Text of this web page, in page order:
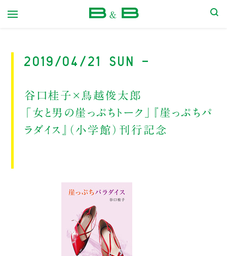
2019/04/21 Sun -
谷口桂子×鳥越俊太郎
「女と男の崖っぷちトーク」『崖っぷちパ
ラダイス』（小学館）刊行記念